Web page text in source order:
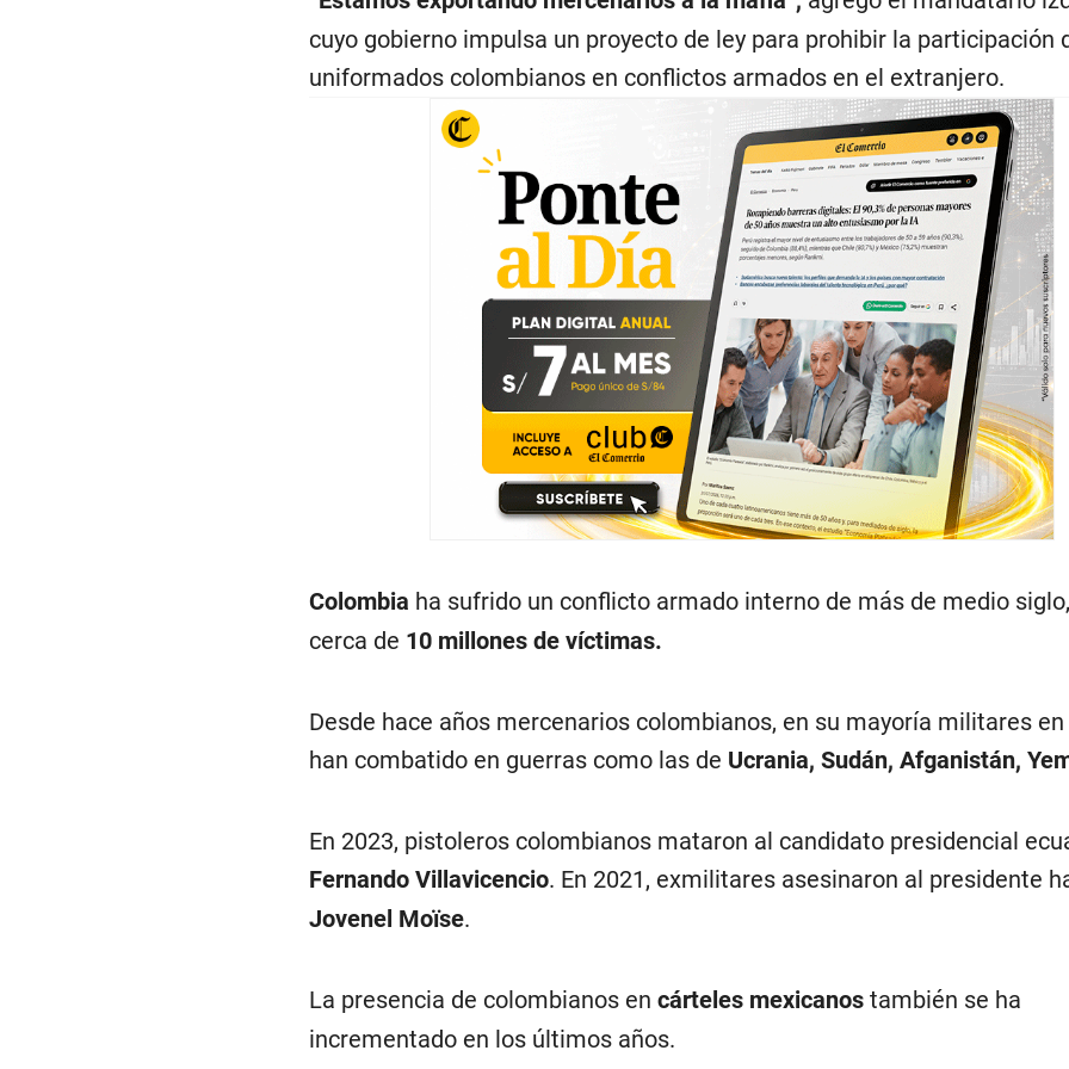
cuyo gobierno impulsa un proyecto de ley para prohibir la participación
uniformados colombianos en conflictos armados en el extranjero.
Colombia ha sufrido un conflicto armado interno de más de medio
cerca de 10 millones de víctimas.
Desde hace años mercenarios colombianos, en su mayoría militares
han combatido en guerras como las de Ucrania, Sudán, Afganistán,
En 2023, pistoleros colombianos mataron al candidato presidencial
Fernando Villavicencio. En 2021, exmilitares asesinaron al presidente
Jovenel Moïse.
La presencia de colombianos en cárteles mexicanostambién se ha
incrementado en los últimos años.